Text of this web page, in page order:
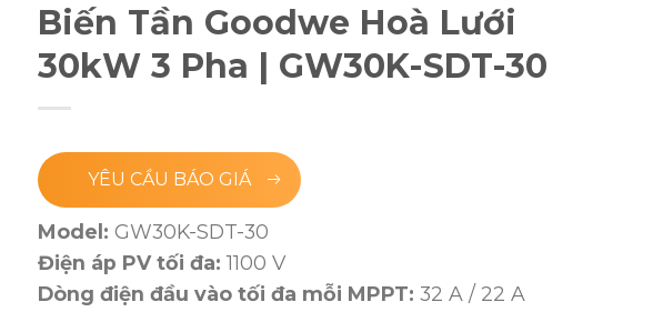
Biến Tần Goodwe Hoà Lưới
30kW 3 Pha | GW30K-SDT-30
YÊU CẦU BÁO GIÁ
Model: GW30K-SDT-30
Điện áp PV tối đa: 1100 V
Dòng điện đầu vào tối đa mỗi MPPT: 32 A / 22 A